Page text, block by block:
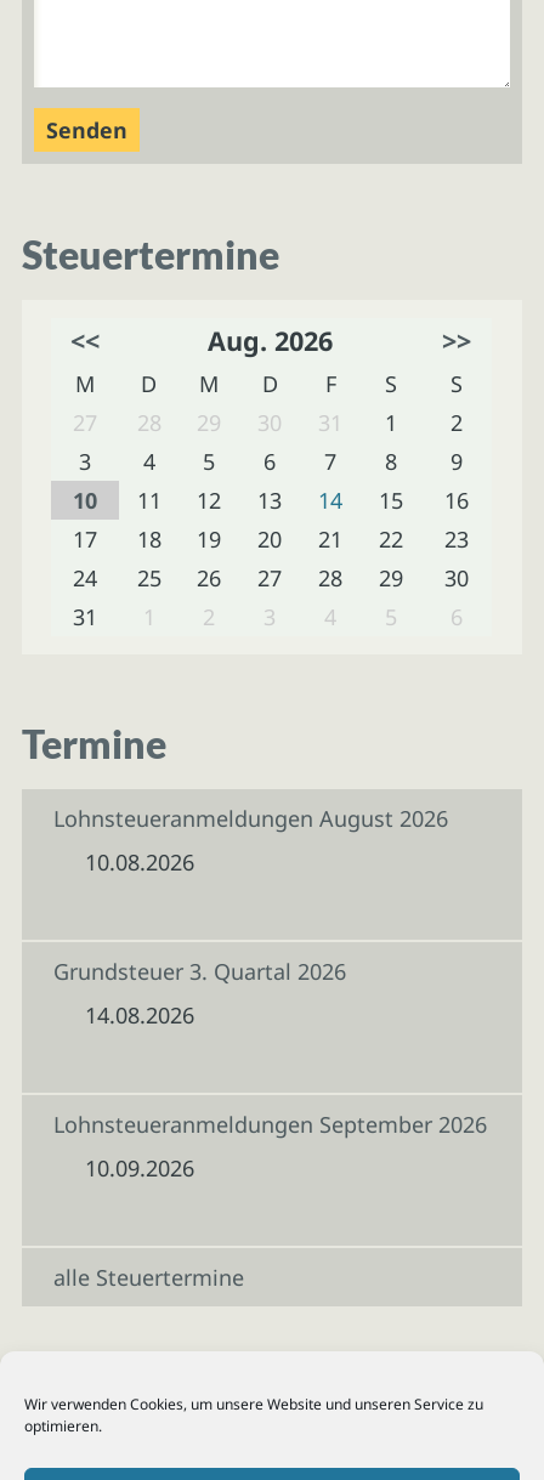
Wir verwenden Cookies, um unsere Website und unseren Service zu
optimieren.
Steuertermine
<< Aug. 2026 >>
M D M D F S
S
27
28 29 30 31 1
2
3
4 5 6 7 8
9
10
11 12 13 14 15
16
17
18 19 20 21 22
23
24
25 26 27 28 29
30
31
1 2 3 4 5 6
Termine
Lohnsteueranmeldungen August 2026
10.08.2026
Grundsteuer 3. Quartal 2026
14.08.2026
Lohnsteueranmeldungen September 2026
10.09.2026
alle Steuertermine